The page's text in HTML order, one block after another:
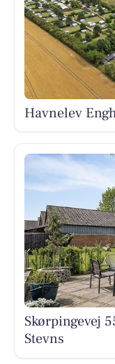
Havnelev
Skørpingevej
Stevns